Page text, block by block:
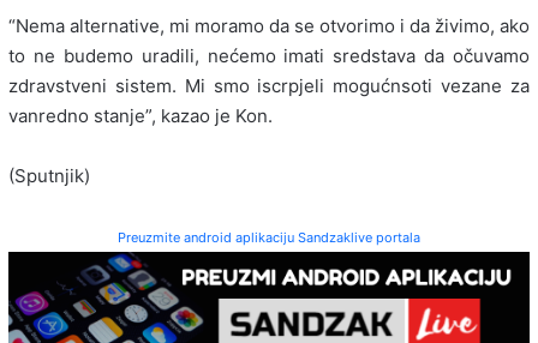
“Nema alternative, mi moramo da se otvorimo i da živimo, ako
to ne budemo uradili, nećemo imati sredstava da očuvamo
zdravstveni sistem. Mi smo iscrpjeli mogućnsoti vezane za
vanredno stanje”, kazao je Kon.
(Sputnjik)
Preuzmite android aplikaciju Sandzaklive portala